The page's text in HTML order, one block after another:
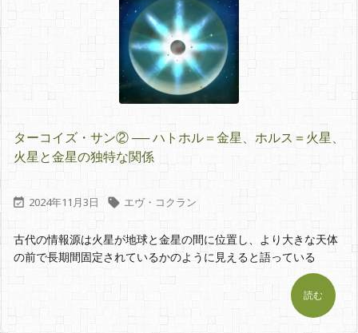
ターコイズ・サン② ── ハトホル＝金星、ホルス＝火星、
火星と金星の独特な関係
 2024年11月3日  エヴ・コクラン
古代の情報源は火星が地球と金星の間に位置し、より大きな天体
の前で長期間固定されているかのように見えると語っている
読む